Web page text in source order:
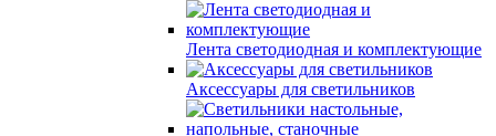
Лента светодиодная и комплектующие
Аксессуары для светильников